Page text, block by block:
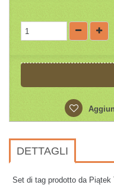
DETTAGLI
Set di tag prodotto da